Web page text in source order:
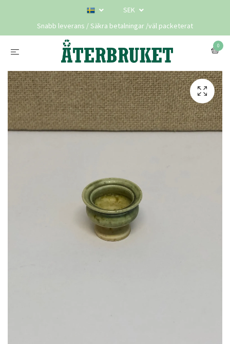
SEK
Snabb leverans / Säkra betalningar /väl packeterat
0